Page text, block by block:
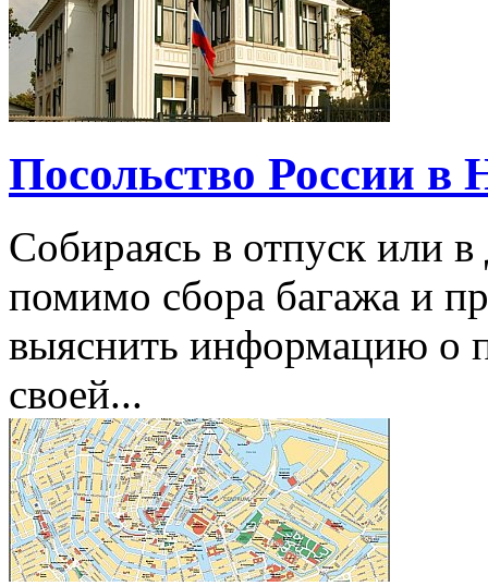
Посольство России в
Собираясь в отпуск или
помимо сбора багажа и
выяснить информацию о
своей...